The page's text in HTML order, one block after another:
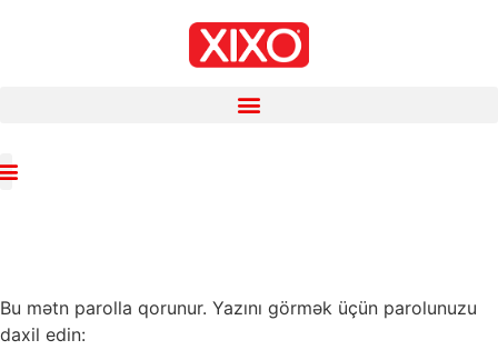
Bu mətn parolla qorunur. Yazını görmək üçün parolunuzu
daxil edin: